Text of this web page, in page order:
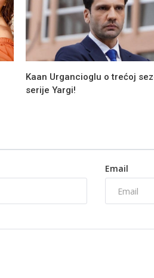
Kaan Urgancioglu o trećoj
serije Yargi!
Email